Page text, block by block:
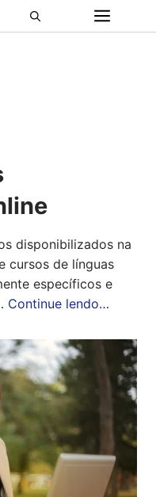
disponibilizados na
cursos de línguas
específicos e
Continue lendo…